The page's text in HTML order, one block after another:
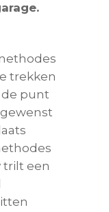
trekken
de punt
trilt een